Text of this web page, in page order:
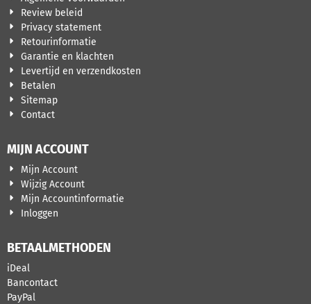
Review beleid
Privacy statement
Retourinformatie
Garantie en klachten
Levertijd en verzendkosten
Betalen
Sitemap
Contact
MIJN ACCOUNT
Mijn Account
Wijzig Account
Mijn Accountinformatie
Inloggen
BETAALMETHODEN
iDeal
Bancontact
PayPal